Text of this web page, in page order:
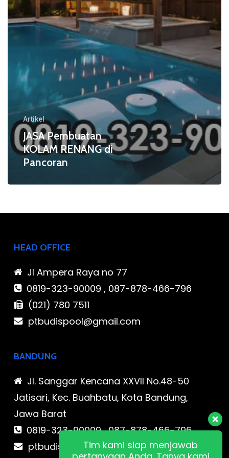
Artikel
JASA Pembuatan
KOLAM RENANG di
Pancoran
HEAD OFFICE
Jl Ampera Raya no 77
0819-323-90009 , 087-878-466-796
(021) 780 7511
ptbudispool@gmail.com
BANDUNG
Jl. Sanggar Kencana XXVII No.48-50
Jatisari, Kec. Buahbatu, Kota Bandung,
Jawa Barat
0819-323-90009 , 087-878-466-796
ptbudispool@gmail.comTim kami siap menjawab